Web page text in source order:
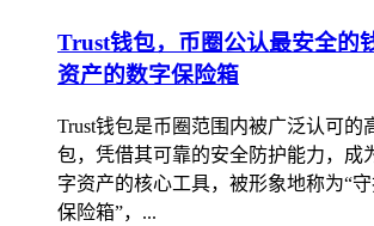
Trust钱包，币圈公认最安全的
资产的数字保险箱
Trust钱包是币圈范围内被广泛认可的
包，凭借其可靠的安全防护能力，成
字资产的核心工具，被形象地称为“
保险箱”，...